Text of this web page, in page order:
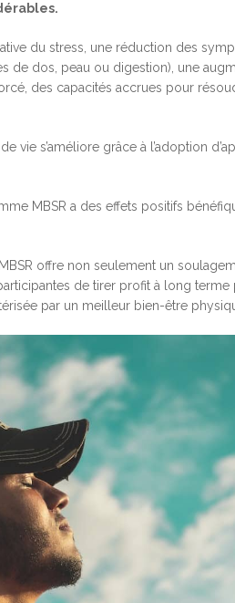
du stress, une réduction des
de dos, peau ou digestion), une
des capacités accrues pour
vie s’améliore grâce à l’adoption
MBSR a des effets positifs
offre non seulement un
de tirer profit à long terme
par un meilleur bien-être